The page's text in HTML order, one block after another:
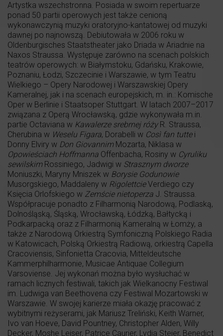
Artystka wszechstronna. Posiada w swoim repertuarze
ponad 50 partii operowych jest także cenioną
wykonawczynią muzyki oratoryjno-kantatowej od muzyki
dawnej po najnowszą. Debiutowała w 2006 roku w
Oldenburgisches Staatstheater jako Driada w Ariadnie na
Naxos Straussa. Występuje zarówno na scenach polskich
teatrów operowych: w Białymstoku, Gdańsku, Krakowie,
Poznaniu, Łodzi, Szczecinie i Warszawie, w tym Teatru
Wielkiego – Opery Narodowej i Warszawskiej Opery
Kameralnej, jak i na scenach europejskich, m. in.: Komische
Oper w Berlinie i Staatsoper Stuttgart. W latach 2007–2017
związana z Operą Wrocławską, gdzie wykonywała m.in.
partie Octaviana w Kawalerze srebrnej różyR. Straussa,
Cherubina w Weselu Figara, Dorabelli w Così fan tuttei
Donny Elviry w Don GiovannimMozarta, Niklasa w
Opowieściach Hoffmanna Offenbacha, Rosiny w Cyruliku
sewilskimRossiniego, Jadwigi w Strasznym dworze
Moniuszki, Maryny Mniszek w Borysie Godunowie
Musorgskiego, Maddaleny w RigolettcieVerdiego czy
Księcia Orlofskiego w Zemście nietoperza J. Straussa.
Współpracuje ponadto z Filharmonią Narodową, Podlaską,
Dolnośląską, Śląską, Wrocławską, Łódzką, Bałtycką i
Podkarpacką oraz z Filharmonią Kameralną w Łomży, a
także z Narodową Orkiestrą Symfoniczną Polskiego Radia
w Katowicach, Polską Orkiestrą Radiową, orkiestrą Capella
Cracoviensis, Sinfonietta Cracovia, Mitteldeutsche
Kammerphilharmonie, Musicae Antiquae Collegium
Varsoviense. Jej wykonań można było wysłuchać w
ramach licznych festiwali, takich jak Wielkanocny Festiwal
im. Ludwiga van Beethovena czy Festiwal Mozartowski w
Warszawie. W swojej karierze miała okazję pracować z
wybitnymi reżyserami, jak Mariusz Treliński, Keith Warner,
Ivo van Hoeve, David Pountney, Christopher Alden, Willy
Decker, Moshe Leiser, Patrice Caurier, Lydia Steier, Benedict